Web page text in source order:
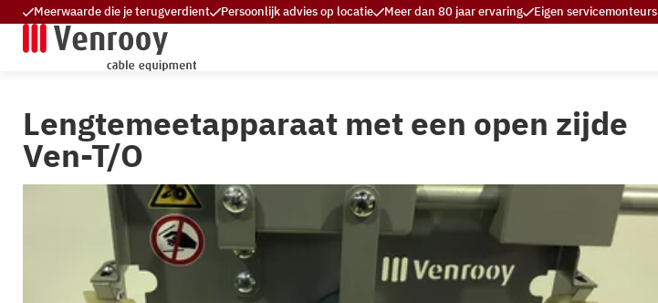
Meerwaarde die je terugverdient Persoonlijk advies op locatie Meer dan 80 jaar ervaring Eigen servicemonteurs
Lengtemeetapparaat met een open zijde
Ven-T/O